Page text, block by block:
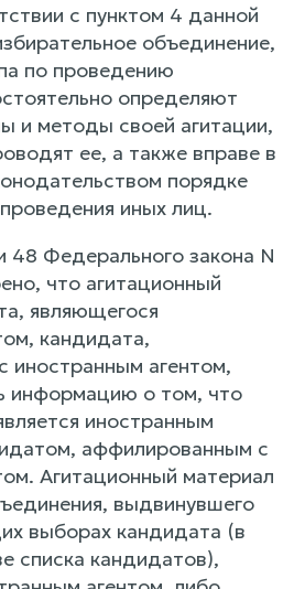
с пунктом 4 данной
объединение,
по проведению
определяют
и методы своей агитации,
ее, а также вправе в
порядке
иных лиц.
48 Федерального закона N
что агитационный
являющегося
кандидата,
иностранным агентом,
информацию о том, что
иностранным
аффилированным с
Агитационный материал
выдвинувшего
выборах кандидата (в
списка кандидатов),